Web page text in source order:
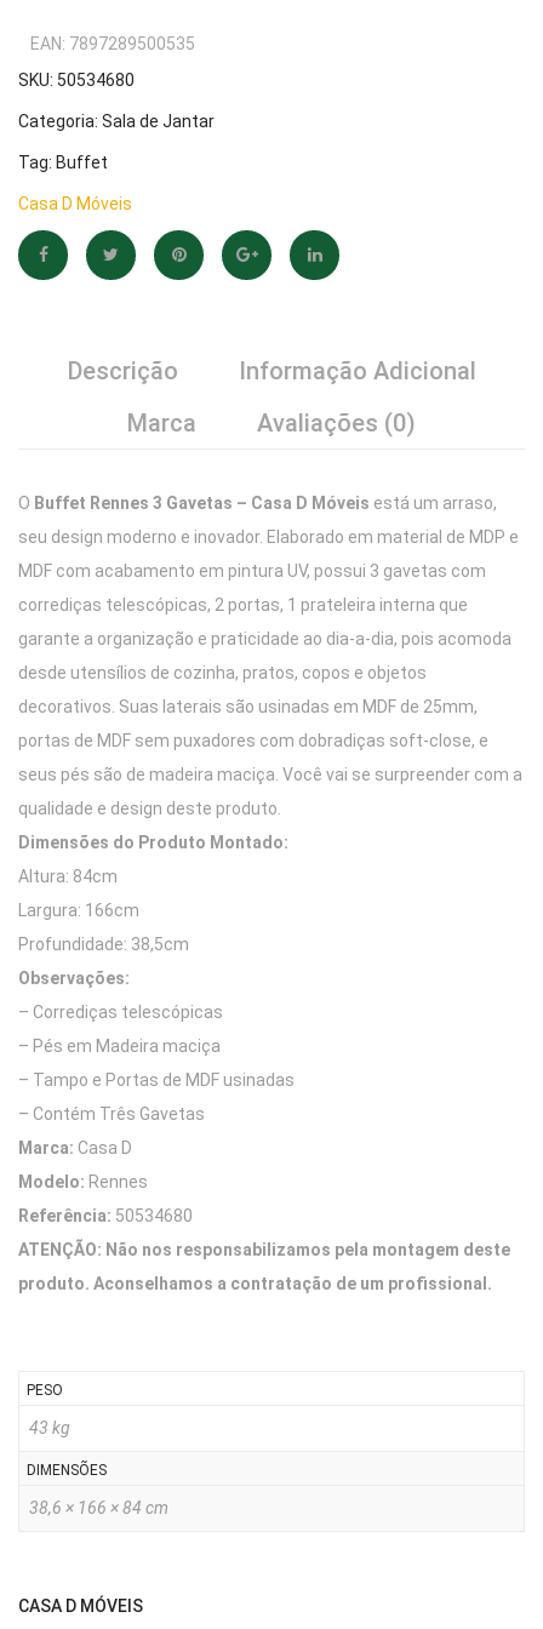
SKU: 50534680
Categoria: Sala de Jantar
Tag: Buffet
Casa D Móveis
EAN: 7897289500535
Descrição
Informação Adicional
Marca
Avaliações (0)
O Buffet Rennes 3 Gavetas – Casa D Móveis está um arraso,
seu design moderno e inovador. Elaborado em material de MDP e
MDF com acabamento em pintura UV, possui 3 gavetas com
corrediças telescópicas, 2 portas, 1 prateleira interna que
garante a organização e praticidade ao dia-a-dia, pois acomoda
desde utensílios de cozinha, pratos, copos e objetos
decorativos. Suas laterais são usinadas em MDF de 25mm,
portas de MDF sem puxadores com dobradiças soft-close, e
seus pés são de madeira maciça. Você vai se surpreender com a
qualidade e design deste produto.
Dimensões do Produto Montado:
Altura: 84cm
Largura: 166cm
Profundidade: 38,5cm
Observações:
– Corrediças telescópicas
– Pés em Madeira maciça
– Tampo e Portas de MDF usinadas
– Contém Três Gavetas
Marca: Casa D
Modelo: Rennes
Referência: 50534680
ATENÇÃO: Não nos responsabilizamos pela montagem deste
produto. Aconselhamos a contratação de um profissional.
PESO
43 kg
DIMENSÕES
38,6 × 166 × 84 cm
CASA D MÓVEIS